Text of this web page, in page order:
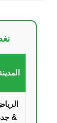
المدينة
الرياض
& جدة